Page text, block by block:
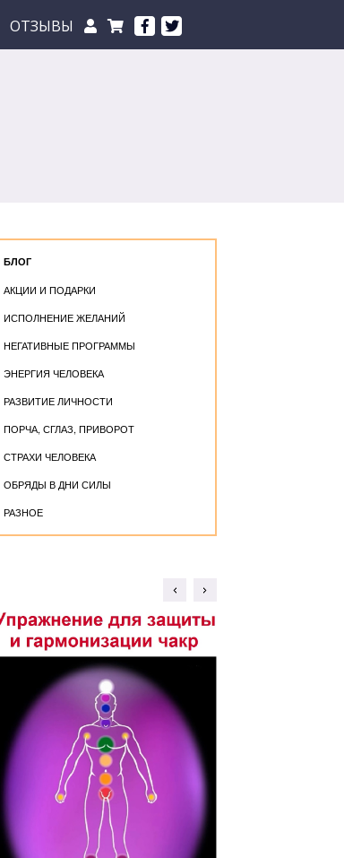
ОТЗЫВЫ
БЛОГ
АКЦИИ И ПОДАРКИ
ИСПОЛНЕНИЕ ЖЕЛАНИЙ
НЕГАТИВНЫЕ ПРОГРАММЫ
ЭНЕРГИЯ ЧЕЛОВЕКА
РАЗВИТИЕ ЛИЧНОСТИ
ПОРЧА, СГЛАЗ, ПРИВОРОТ
СТРАХИ ЧЕЛОВЕКА
ОБРЯДЫ В ДНИ СИЛЫ
РАЗНОЕ